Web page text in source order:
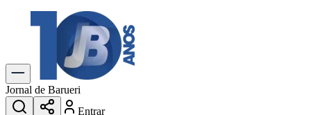
Explore Tudo
Últimas Notícias
Previsão do Tempo
Trânsito e Rotas
Dia a Dia & Lazer
Transportes
Jornal de Barueri
Entrar